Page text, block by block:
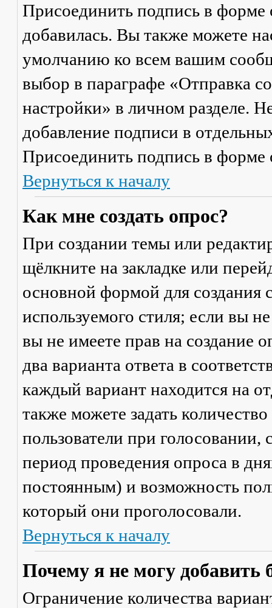
Присоединить подпись в форме
добавилась. Вы также можете
умолчанию ко всем вашим
выбор в параграфе «Отправка
настройки» в личном разделе.
добавление подписи в
Присоединить подпись в форме
Вернуться к началу
Как мне создать опрос?
При создании темы или
щёлкните на закладке или
основной формой для создания
используемого стиля; если вы
вы не имеете прав на создание
два варианта ответа в
каждый вариант находится на
также можете задать
пользователи при
период проведения опроса в
постоянным) и возможность
который они проголосовали.
Вернуться к началу
Почему я не могу добавить
Ограничение количества